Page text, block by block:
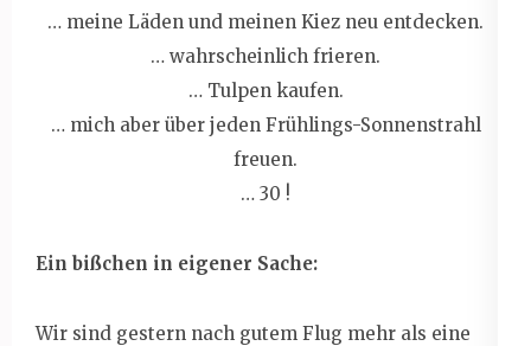
… meine Läden und meinen Kiez neu entdecken.
… wahrscheinlich frieren.
… Tulpen kaufen.
… mich aber über jeden Frühlings-Sonnenstrahl
freuen.
… 30 !
Ein bißchen in eigener Sache:
Wir sind gestern nach gutem Flug mehr als eine